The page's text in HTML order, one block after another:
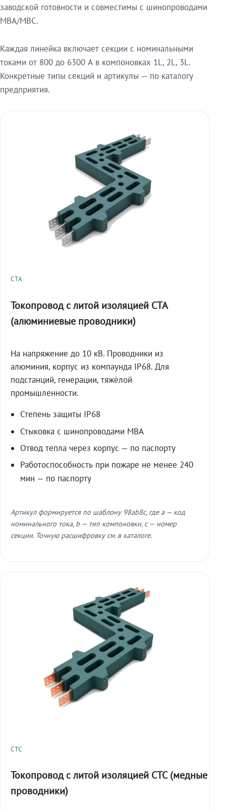
заводской готовности и совместимы с шинопроводами
МВА/МВС.
Каждая линейка включает секции с номинальными
токами от 800 до 6300 А в компоновках 1L, 2L, 3L.
Конкретные типы секций и артикулы — по каталогу
предприятия.
СТА
Токопровод с литой изоляцией СТА
(алюминиевые проводники)
На напряжение до 10 кВ. Проводники из
алюминия, корпус из компаунда IP68. Для
подстанций, генерации, тяжёлой
промышленности.
Степень защиты IP68
Стыковка с шинопроводами МВА
Отвод тепла через корпус — по паспорту
Работоспособность при пожаре не менее 240
мин — по паспорту
Артикул формируется по шаблону 98ab8c, где a — код
номинального тока, b — тип компоновки, c — номер
секции. Точную расшифровку см. в каталоге.
СТС
Токопровод с литой изоляцией СТС (медные
проводники)